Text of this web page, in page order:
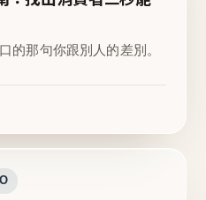
的那句你跟別人的差別。